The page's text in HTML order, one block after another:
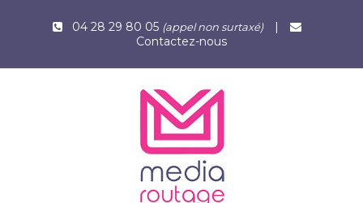
04 28 29 80 05 (appel non surtaxé)
|
Contactez-nous